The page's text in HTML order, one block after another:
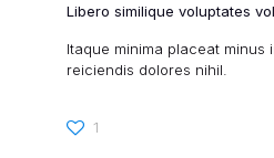
Libero similique voluptates
Itaque minima placeat minus
reiciendis dolores nihil.
1